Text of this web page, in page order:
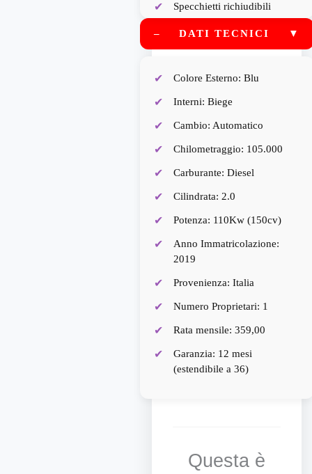
Specchietti richiudibili
elettronicamente
– DATI TECNICI ▼
Colore Esterno: Blu
Interni: Biege
Cambio: Automatico
Chilometraggio: 105.000
Carburante: Diesel
Cilindrata: 2.0
Potenza: 110Kw (150cv)
Anno Immatricolazione:
2019
Provenienza: Italia
Numero Proprietari: 1
Rata mensile: 359,00
Garanzia: 12 mesi
(estendibile a 36)
Questa è